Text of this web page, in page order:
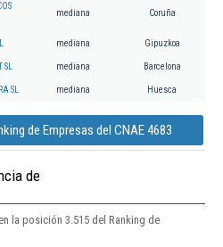
mediana Coruña
mediana Gipuzkoa
mediana Barcelona
SL mediana Huesca
de Empresas del CNAE 4683
de
la posición 3.515 del Ranking de